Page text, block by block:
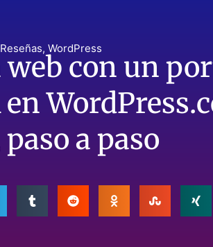
Reseñas, WordPress
web con un
a paso